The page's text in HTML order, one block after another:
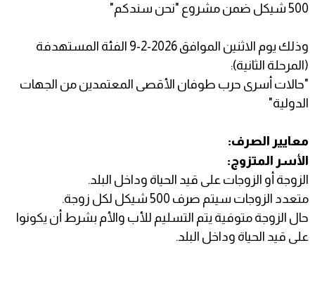
500 شيكل ضمن مشروع "نحن سندكم"
وذلك يوم الاثنين الموافق 2026-2-9 الفئة المستهدفة
(المرحلة الثانية):
"حالات أسرى حرب طوفان الأقصى المعتمدين من الجهات
الدولية"
معايير الصرف:
الأسر المتزوج:
الزوجة أو الزوجات على قيد الحياة وداخل البلد.
متعدد الزوجات سيتم صرف 500 شيكل لكل زوجة.
حال الزوجة متوفية يتم التسليم للأب والأم بشرط أن يكونوا
على قيد الحياة وداخل البلد.